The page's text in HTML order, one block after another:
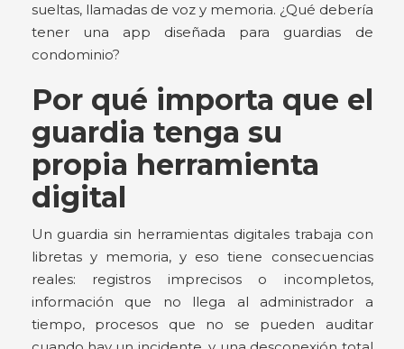
sueltas, llamadas de voz y memoria. ¿Qué debería
tener una app diseñada para guardias de
condominio?
Por qué importa que el
guardia tenga su
propia herramienta
digital
Un guardia sin herramientas digitales trabaja con
libretas y memoria, y eso tiene consecuencias
reales: registros imprecisos o incompletos,
información que no llega al administrador a
tiempo, procesos que no se pueden auditar